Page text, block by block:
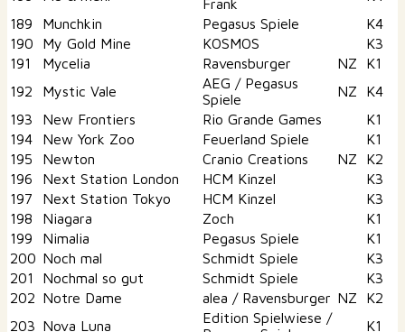
189
Munchkin Pegasus Spiele
K4
190
My Gold Mine KOSMOS
K3
191
Mycelia Ravensburger NZ
K1
192
Mystic Vale
AEG / Pegasus
Spiele
NZ
K4
193
New Frontiers Rio Grande Games
K1
194
New York Zoo Feuerland Spiele
K1
195
Newton Cranio Creations NZ
K2
196
Next Station London HCM Kinzel
K3
197
Next Station Tokyo HCM Kinzel
K3
198
Niagara Zoch
K1
199
Nimalia Pegasus Spiele
K1
200 Noch mal Schmidt Spiele
K3
201
Nochmal so gut Schmidt Spiele
K3
202 Notre Dame alea / Ravensburger NZ
K2
203 Nova Luna
Edition Spielwiese /
K1